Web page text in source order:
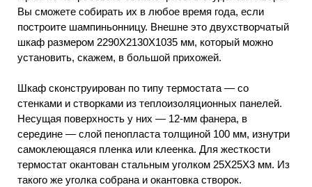
Вы сможете собирать их в любое время года, если
построите шампиньонницу. Внешне это двухстворчатый
шкаф размером 2290X2130X1035 мм, который можно
установить, скажем, в большой прихожей.
Шкаф сконструирован по типу термостата — со
стенками и створками из теплоизоляционных панелей.
Несущая поверхность у них — 12-мм фанера, в
середине — слой пенопласта толщиной 100 мм, изнутри
самоклеющаяся пленка или клеенка. Для жесткости
термостат окантован стальным уголком 25X25X3 мм. Из
такого же уголка собрана и окантовка створок.